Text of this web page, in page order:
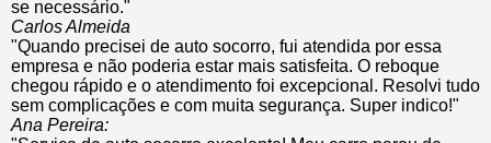
se necessário."
Carlos Almeida
"Quando precisei de auto socorro, fui atendida por essa
empresa e não poderia estar mais satisfeita. O reboque
chegou rápido e o atendimento foi excepcional. Resolvi tudo
sem complicações e com muita segurança. Super indico!"
Ana Pereira: